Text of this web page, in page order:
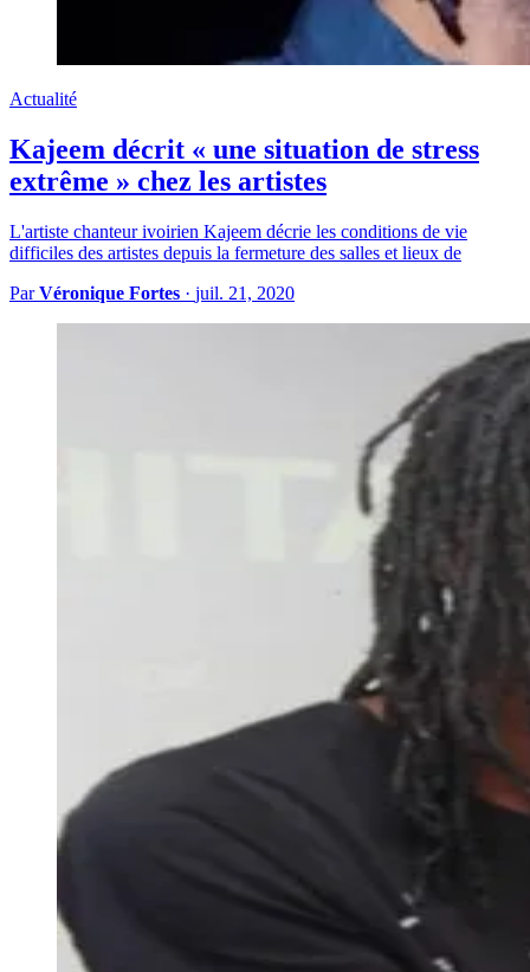
Actualité
Kajeem décrit « une situation de stress
extrême » chez les artistes
L'artiste chanteur ivoirien Kajeem décrie les conditions de vie
difficiles des artistes depuis la fermeture des salles et lieux de
ParVéronique Fortes · juil. 21, 2020